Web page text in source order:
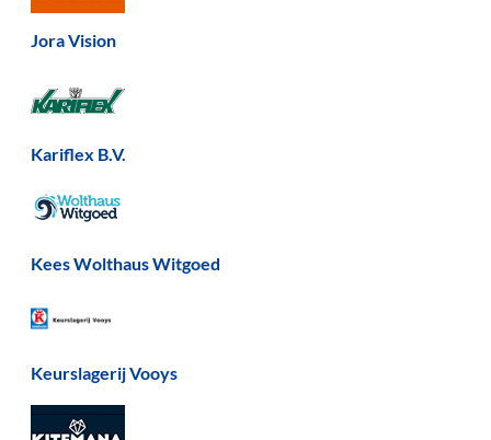
Jora Vision
Kariflex B.V.
Kees Wolthaus Witgoed
Keurslagerij Vooys